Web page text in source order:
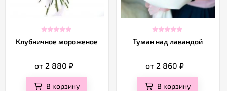
Клубничное мороженое
от 2 880 ₽
В корзину
Туман над лавандой
от 2 860₽
В корзину